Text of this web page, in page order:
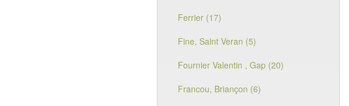
Ferrier (17)
Fine, Saint Veran (5)
Fournier Valentin , Gap (20)
Francou, Briançon (6)